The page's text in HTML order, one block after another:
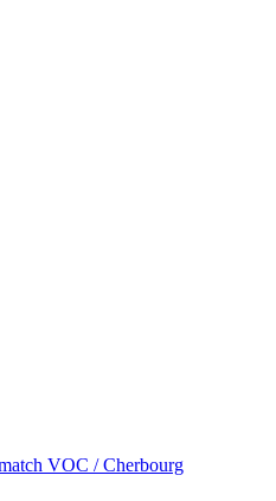
VOC / Cherbourg